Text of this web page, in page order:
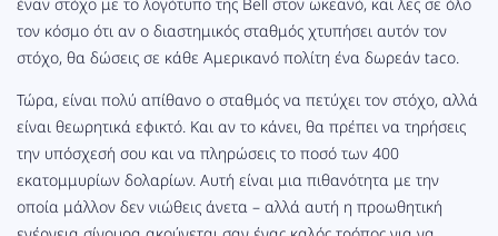
τον κόσμο ότι αν ο διαστημικός σταθμός χτυπήσει αυτόν τον
στόχο, θα δώσεις σε κάθε Αμερικανό πολίτη ένα δωρεάν taco.
Τώρα, είναι πολύ απίθανο ο σταθμός να πετύχει τον στόχο, αλλά
είναι θεωρητικά εφικτό. Και αν το κάνει, θα πρέπει να τηρήσεις
την υπόσχεσή σου και να πληρώσεις το ποσό των 400
εκατομμυρίων δολαρίων. Αυτή είναι μια πιθανότητα με την
οποία μάλλον δεν νιώθεις άνετα – αλλά αυτή η προωθητική